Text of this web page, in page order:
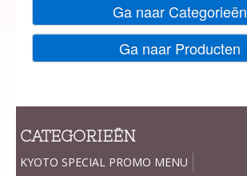
Ga naar Categorieën
Ga naar Producten
CATEGORIEËN
KYOTO SPECIAL PROMO MENU